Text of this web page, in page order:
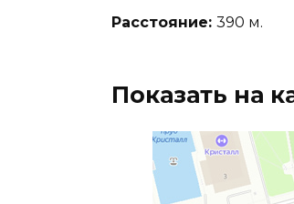
Расстояние: 390 м.
Показать на